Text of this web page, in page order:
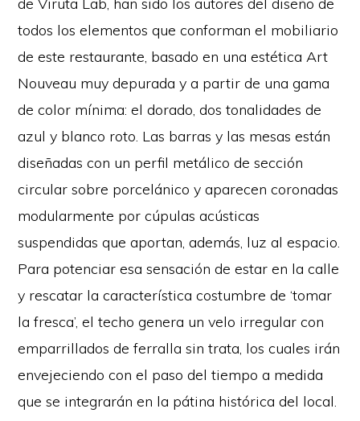
todos los elementos que conforman el mobiliario
de este restaurante, basado en una estética Art
Nouveau muy depurada y a partir de una gama
de color mínima: el dorado, dos tonalidades de
azul y blanco roto. Las barras y las mesas están
diseñadas con un perfil metálico de sección
circular sobre porcelánico y aparecen coronadas
modularmente por cúpulas acústicas
suspendidas que aportan, además, luz al espacio.
Para potenciar esa sensación de estar en la calle
y rescatar la característica costumbre de ‘tomar
la fresca’, el techo genera un velo irregular con
emparrillados de ferralla sin trata, los cuales irán
envejeciendo con el paso del tiempo a medida
que se integrarán en la pátina histórica del local.